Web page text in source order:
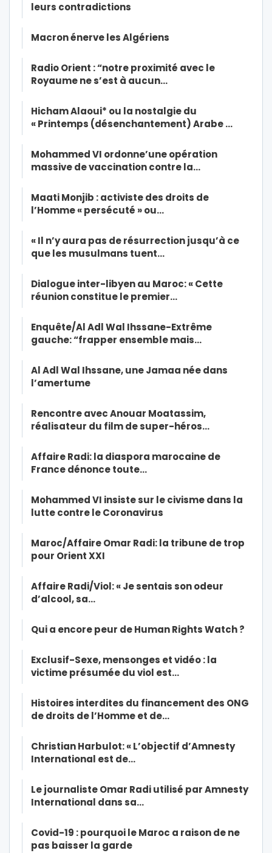
leurs contradictions
Macron énerve les Algériens
Radio Orient : “notre proximité avec le
Royaume ne s’est à aucun…
Hicham Alaoui* ou la nostalgie du
« Printemps (désenchantement) Arabe …
Mohammed VI ordonne’une opération
massive de vaccination contre la…
Maati Monjib : activiste des droits de
l’Homme « persécuté » ou…
« Il n’y aura pas de résurrection jusqu’à ce
que les musulmans tuent…
Dialogue inter-libyen au Maroc: « Cette
réunion constitue le premier…
Enquête/Al Adl Wal Ihssane-Extrême
gauche: “frapper ensemble mais…
Al Adl Wal Ihssane, une Jamaa née dans
l’amertume
Rencontre avec Anouar Moatassim,
réalisateur du film de super-héros…
Affaire Radi: la diaspora marocaine de
France dénonce toute…
Mohammed VI insiste sur le civisme dans la
lutte contre le Coronavirus
Maroc/Affaire Omar Radi: la tribune de trop
pour Orient XXI
Affaire Radi/Viol: « Je sentais son odeur
d’alcool, sa…
Qui a encore peur de Human Rights Watch ?
Exclusif-Sexe, mensonges et vidéo : la
victime présumée du viol est…
Histoires interdites du financement des ONG
de droits de l’Homme et de…
Christian Harbulot: « L’objectif d’Amnesty
International est de…
Le journaliste Omar Radi utilisé par Amnesty
International dans sa…
Covid-19 : pourquoi le Maroc a raison de ne
pas baisser la garde